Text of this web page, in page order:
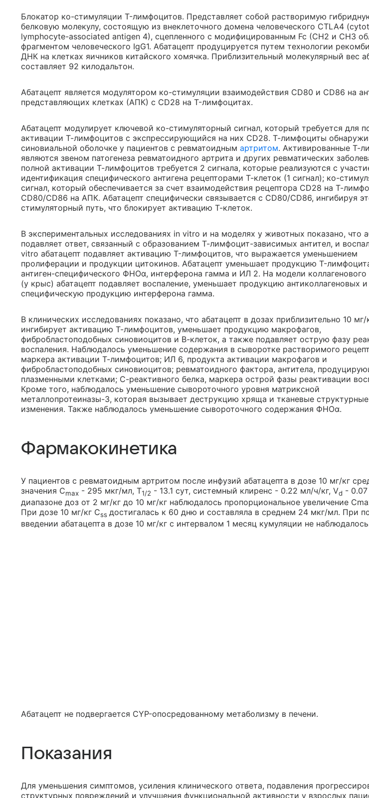
Блокатор ко-стимуляции T-лимфоцитов. Представляет собой растворимую
белковую молекулу, состоящую из внеклеточного домена человеческого CTLA4
lymphocyte-associated antigen 4), сцепленного с модифицированным Fc (CH2 и CH3
фрагментом человеческого IgG1. Абатацепт продуцируется путем технологии
ДНК на клетках яичников китайского хомячка. Приблизительный молекулярный вес
составляет 92 килодальтон.
Абатацепт является модулятором ко-стимуляции взаимодействия CD80 и CD86 на
представляющих клетках (АПК) с CD28 на T-лимфоцитах.
Абатацепт модулирует ключевой ко-стимуляторный сигнал, который требуется для
активации Т-лимфоцитов с экспрессирующийся на них CD28. Т-лимфоциты
синовиальной оболочке у пациентов с ревматоидным артритом. Активированные Т-
являются звеном патогенеза ревматоидного артрита и других ревматических
полной активации Т-лимфоцитов требуется 2 сигнала, которые реализуются с
идентификация специфического антигена рецепторами Т-клеток (1 сигнал); ко-
сигнал, который обеспечивается за счет взаимодействия рецептора CD28 на Т-
CD80/CD86 на АПК. Абатацепт специфически связывается с CD80/CD86, ингибируя
стимуляторный путь, что блокирует активацию Т-клеток.
В экспериментальных исследованиях in vitro и на моделях у животных показано, что
подавляет ответ, связанный с образованием Т-лимфоцит-зависимых антител, и
vitro абатацепт подавляет активацию T-лимфоцитов, что выражается уменьшением
пролиферации и продукции цитокинов. Абатацепт уменьшает продукцию T-
антиген-специфического ФНОα, интерферона гамма и ИЛ 2. На модели коллагенового
(у крыс) абатацепт подавляет воспаление, уменьшает продукцию антиколлагеновых и
специфическую продукцию интерферона гамма.
В клинических исследованиях показано, что абатацепт в дозах приблизительно 10 мг/
ингибирует активацию Т-лимфоцитов, уменьшает продукцию макрофагов,
фибробластоподобных синовиоцитов и В-клеток, а также подавляет острую фазу
воспаления. Наблюдалось уменьшение содержания в сыворотке растворимого
маркера активации Т-лимфоцитов; ИЛ 6, продукта активации макрофагов и
фибробластоподобных синовиоцитов; ревматоидного фактора, антитела,
плазменными клетками; С-реактивного белка, маркера острой фазы реактивации
Кроме того, наблюдалось уменьшение сывороточного уровня матриксной
металлопротеиназы-3, которая вызывает деструкцию хряща и тканевые структурные
изменения. Также наблюдалось уменьшение сывороточного содержания ФНОα.
Фармакокинетика
У пациентов с ревматоидным артритом после инфузий абатацепта в дозе 10 мг/кг
значения Cmax - 295 мкг/мл, T1/2 - 13.1 сут, системный клиренс - 0.22 мл/ч/кг, Vd - 0.07
диапазоне доз от 2 мг/кг до 10 мг/кг наблюдалось пропорциональное увеличение
При дозе 10 мг/кг Css достигалась к 60 дню и составляла в среднем 24 мкг/мл. При
введении абатацепта в дозе 10 мг/кг с интервалом 1 месяц кумуляции не
Абатацепт не подвергается CYP-опосредованному метаболизму в печени.
Показания
Для уменьшения симптомов, усиления клинического ответа, подавления
структурных повреждений и улучшения функциональной активности у взрослых